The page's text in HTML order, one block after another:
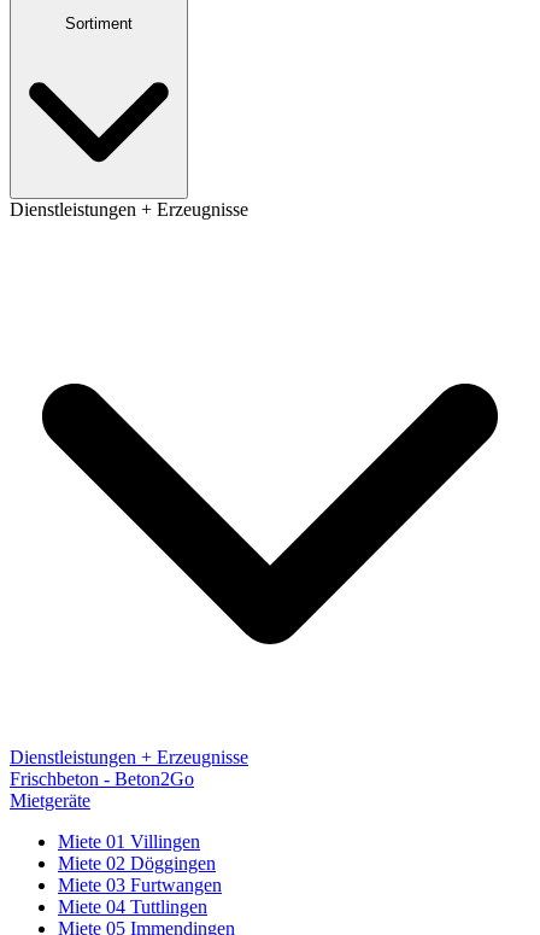
Sortiment
Dienstleistungen + Erzeugnisse
Dienstleistungen + Erzeugnisse
Frischbeton - Beton2Go
Mietgeräte
Miete 01 Villingen
Miete 02 Döggingen
Miete 03 Furtwangen
Miete 04 Tuttlingen
Miete 05 Immendingen